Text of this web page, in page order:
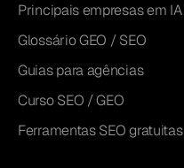
Principais empresas em IA
Glossário GEO / SEO
Guias para agências
Curso SEO / GEO
Ferramentas SEO gratuitas